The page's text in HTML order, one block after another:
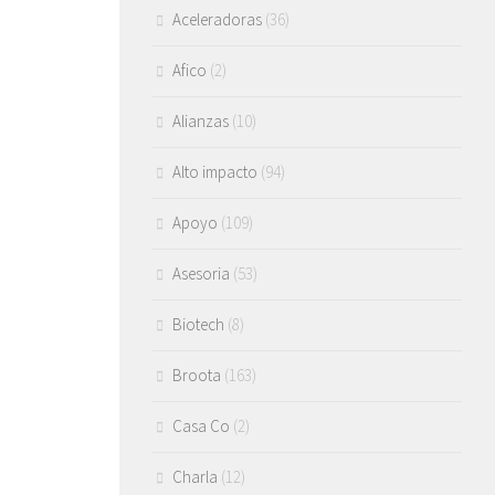
Aceleradoras (36)
Afico (2)
Alianzas (10)
Alto impacto (94)
Apoyo (109)
Asesoria (53)
Biotech (8)
Broota (163)
Casa Co (2)
Charla (12)